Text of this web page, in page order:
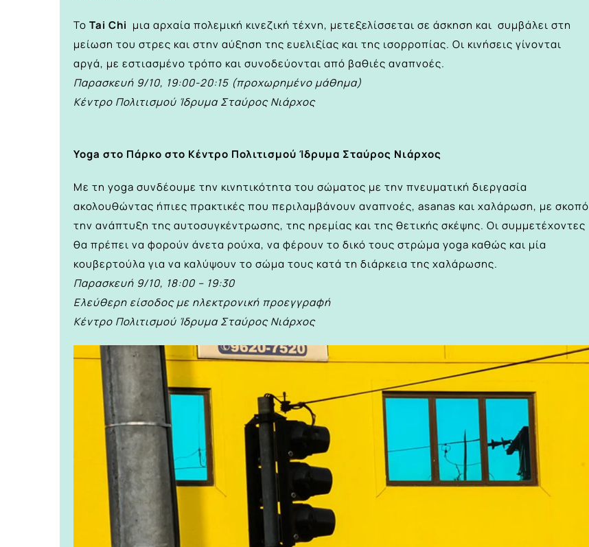
Το Tai Chi μια αρχαία πολεμική κινεζική τέχνη, μετεξελίσσεται σε άσκηση και συμβάλει στη
μείωση του στρες και στην αύξηση της ευελιξίας και της ισορροπίας. Οι κινήσεις γίνονται
αργά, με εστιασμένο τρόπο και συνοδεύονται από βαθιές αναπνοές.
Παρασκευή 9/10, 19:00-20:15 (προχωρημένο μάθημα)
Κέντρο Πολιτισμού Ίδρυμα Σταύρος Νιάρχος
Yoga στο Πάρκο στο Κέντρο Πολιτισμού Ίδρυμα Σταύρος Νιάρχος
Με τη yoga συνδέουμε την κινητικότητα του σώματος με την πνευματική διεργασία
ακολουθώντας ήπιες πρακτικές που περιλαμβάνουν αναπνοές, asanas και χαλάρωση, με σκοπό
την ανάπτυξη της αυτοσυγκέντρωσης, της ηρεμίας και της θετικής σκέψης. Οι συμμετέχοντες
θα πρέπει να φορούν άνετα ρούχα, να φέρουν το δικό τους στρώμα yoga καθώς και μία
κουβερτούλα για να καλύψουν το σώμα τους κατά τη διάρκεια της χαλάρωσης.
Παρασκευή 9/10, 18:00 – 19:30
Ελεύθερη είσοδος με ηλεκτρονική προεγγραφή
Κέντρο Πολιτισμού Ίδρυμα Σταύρος Νιάρχος